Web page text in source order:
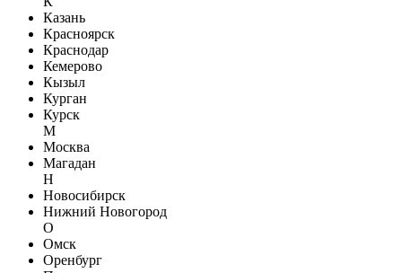
Казань
Красноярск
Краснодар
Кемерово
Кызыл
Курган
Курск
М
Москва
Магадан
Н
Новосибирск
Нижний Новогород
О
Омск
Оренбург